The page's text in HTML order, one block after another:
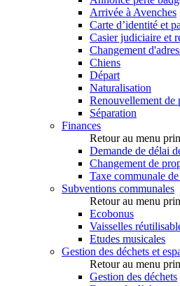
Arrivée à Avenches
Carte d’identité et
Casier judiciaire et
Changement
Chiens
Départ
Naturalisation
Renouvellement de
Séparation
Finances
Retour au menu
Demande de délai
Changement de
Taxe communale
Subventions communales
Retour au menu
Ecobonus
Vaisselles
Etudes musicales
Gestion des déchets et
Retour au menu
Gestion des déchets